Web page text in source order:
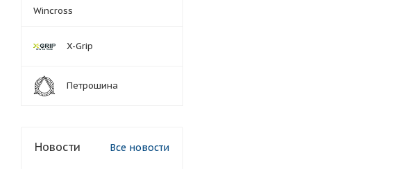
Wincross
X-Grip
Петрошина
Новости Все новости